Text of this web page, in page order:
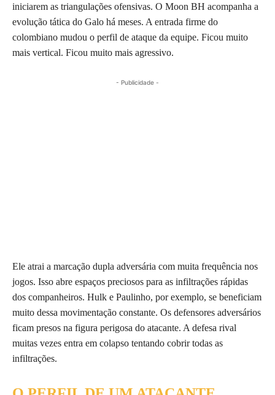
iniciarem as triangulações ofensivas. O Moon BH acompanha a
evolução tática do Galo há meses. A entrada firme do
colombiano mudou o perfil de ataque da equipe. Ficou muito
mais vertical. Ficou muito mais agressivo.
- Publicidade -
Ele atrai a marcação dupla adversária com muita frequência nos
jogos. Isso abre espaços preciosos para as infiltrações rápidas
dos companheiros. Hulk e Paulinho, por exemplo, se beneficiam
muito dessa movimentação constante. Os defensores adversários
ficam presos na figura perigosa do atacante. A defesa rival
muitas vezes entra em colapso tentando cobrir todas as
infiltrações.